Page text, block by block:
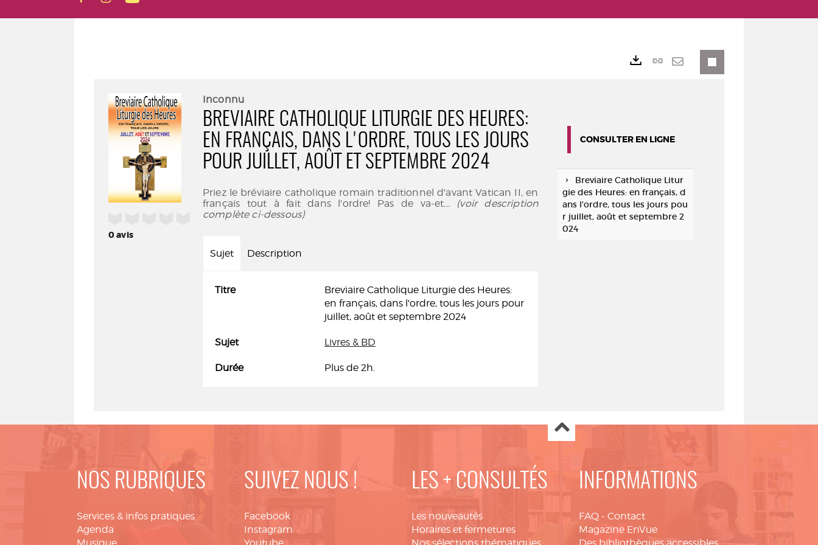
0avis
Inconnu
BREVIAIRE CATHOLIQUE LITURGIE DES HEURES:
EN FRANÇAIS, DANS L'ORDRE, TOUS LES JOURS
POUR JUILLET, AOÛT ET SEPTEMBRE 2024
Priez le bréviaire catholique romain traditionnel d'avant Vatican II, en
français tout à fait dans l'ordre! Pas de va-et... (voir description
complète ci-dessous)
Sujet Description
Titre
Breviaire Catholique Liturgie des Heures:
en français, dans l'ordre, tous les jours pour
juillet, août et septembre 2024
Sujet Livres & BD
Durée Plus de 2h.
Lien
CONSULTER EN LIGNE
Breviaire Catholique Litur
gie des Heures: en français, d
ans l'ordre, tous les jours pou
r juillet, août et septembre 2
024
NOS RUBRIQUES
Services & infos pratiques
Agenda
SUIVEZ NOUS !
Facebook
Instagram
LES + CONSULTÉS
Les nouveautés
Horaires et fermetures
INFORMATIONS
FAQ - Contact
Magazine EnVue